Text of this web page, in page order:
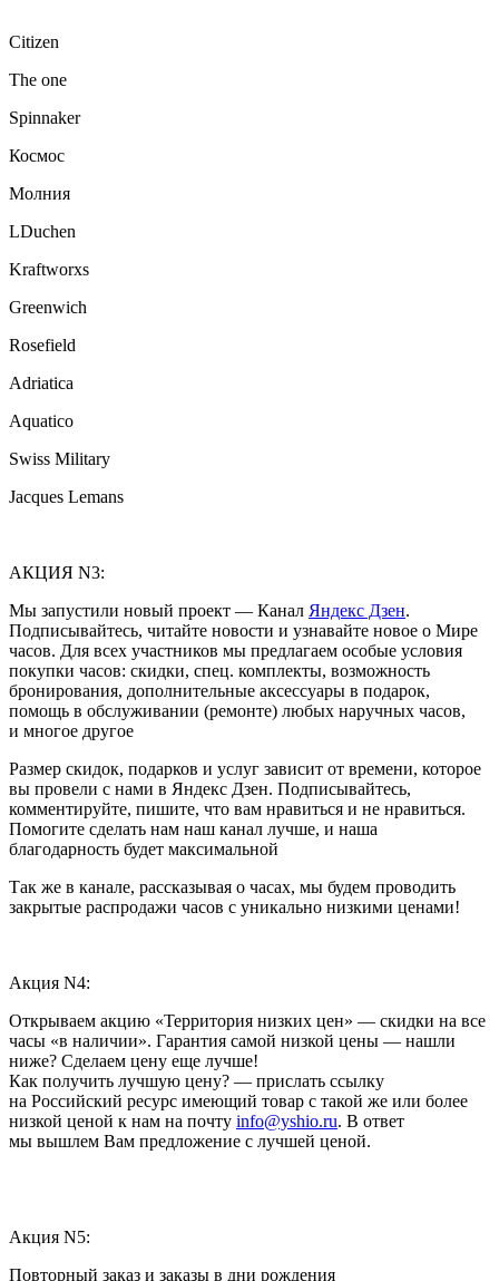
Citizen
The one
Spinnaker
Космос
Молния
LDuchen
Kraftworxs
Greenwich
Rosefield
Adriatica
Aquatico
Swiss Military
Jacques Lemans
АКЦИЯ N3:
Мы запустили новый проект — Канал Яндекс Дзен.
Подписывайтесь, читайте новости и узнавайте новое о Мире
часов. Для всех участников мы предлагаем особые условия
покупки часов: скидки, спец. комплекты, возможность
бронирования, дополнительные аксессуары в подарок,
помощь в обслуживании (ремонте) любых наручных часов,
и многое другое
Размер скидок, подарков и услуг зависит от времени, которое
вы провели с нами в Яндекс Дзен. Подписывайтесь,
комментируйте, пишите, что вам нравиться и не нравиться.
Помогите сделать нам наш канал лучше, и наша
благодарность будет максимальной
Так же в канале, рассказывая о часах, мы будем проводить
закрытые распродажи часов с уникально низкими ценами!
Акция N4:
Открываем акцию «Территория низких цен» — скидки на все
часы «в наличии». Гарантия самой низкой цены — нашли
ниже? Сделаем цену еще лучше!
Как получить лучшую цену? — прислать ссылку
на Российский ресурс имеющий товар с такой же или более
низкой ценой к нам на почту info@yshio.ru. В ответ
мы вышлем Вам предложение с лучшей ценой.
Акция N5:
Повторный заказ и заказы в дни рождения